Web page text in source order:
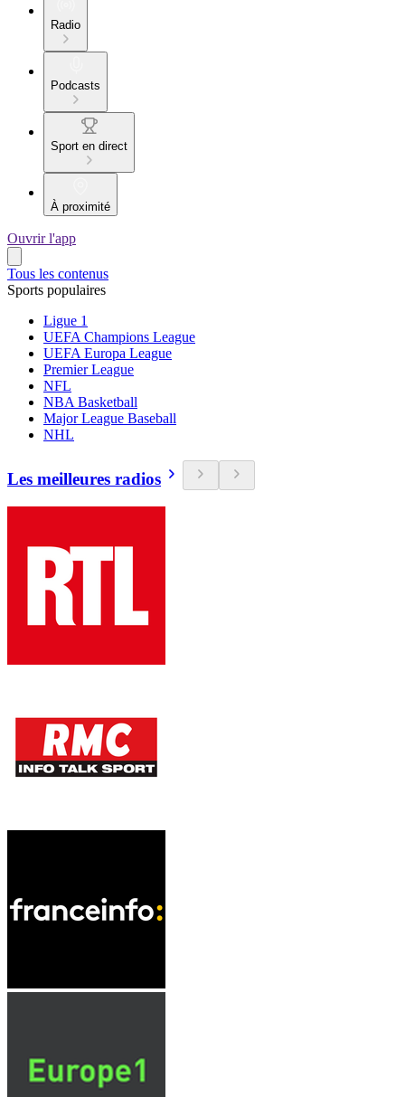
Radio
Podcasts
Sport en direct
À proximité
Ouvrir l'app
Tous les contenus
Sports populaires
Ligue 1
UEFA Champions League
UEFA Europa League
Premier League
NFL
NBA Basketball
Major League Baseball
NHL
Les meilleures radios